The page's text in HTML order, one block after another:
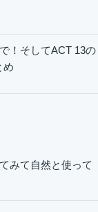
！そしてACT 13の
め
みて自然と使って